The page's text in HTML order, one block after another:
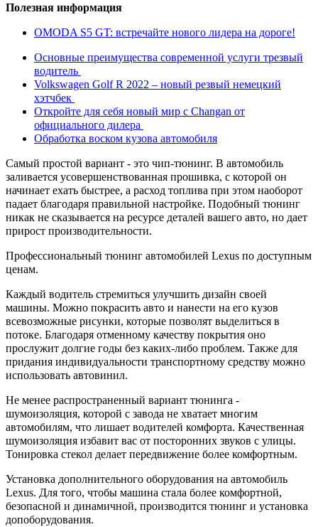
Полезная информация
OMODA S5 GT: встречайте нового лидера на дороге!
Основные преимущества современной услуги трезвый
водитель
Volkswagen Golf R 2022 – новый резвый немецкий
хэтчбек
Откройте для себя новый мир с Changan от
официального дилера
Обработка воском кузова автомобиля
Самый простой вариант - это чип-тюнинг. В автомобиль
заливается усовершенствованная прошивка, с которой он
начинает ехать быстрее, а расход топлива при этом наоборот
падает благодаря правильной настройке. Подобный тюнинг
никак не сказывается на ресурсе деталей вашего авто, но дает
прирост производительности.
Профессиональный тюнинг автомобилей Lexus по доступным
ценам.
Каждый водитель стремиться улучшить дизайн своей
машины. Можно покрасить авто и нанести на его кузов
всевозможные рисунки, которые позволят выделиться в
потоке. Благодаря отменному качеству покрытия оно
прослужит долгие годы без каких-либо проблем. Также для
придания индивидуальности транспортному средству можно
использовать автовинил.
Не менее распространенный вариант тюнинга -
шумоизоляция, которой с завода не хватает многим
автомобилям, что лишает водителей комфорта. Качественная
шумоизоляция избавит вас от посторонних звуков с улицы.
Тонировка стекол делает передвижение более комфортным.
Установка дополнительного оборудования на автомобиль
Lexus. Для того, чтобы машина стала более комфортной,
безопасной и динамичной, производится тюнинг и установка
допоборудования.